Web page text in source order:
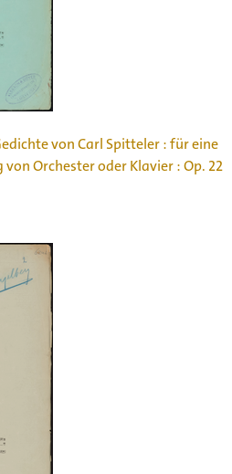
von Carl Spitteler : für eine
Orchester oder Klavier : Op. 22